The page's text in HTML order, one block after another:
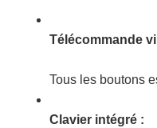
Télécommande
Tous les boutons
Clavier intégré :